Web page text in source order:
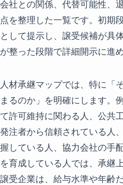
会社との関係、代替可能性、
点を整理した一覧です。初期
として提示し、譲受候補が具
が整った段階で詳細開示に進
人材承継マップでは、特に「
まるのか」を明確にします。
て許可維持に関わる人、公共
発注者から信頼されている人
握している人、協力会社の手
を育成している人では、承継
譲受企業は、給与水準や年齢